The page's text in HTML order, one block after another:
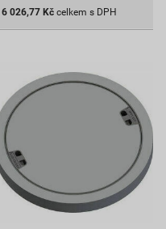
6 026,77 Kč celkem s DPH